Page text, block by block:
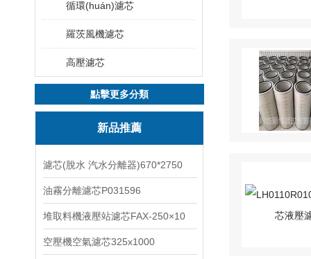
循環(huán)濾芯
羅茨風機濾芯
高壓濾芯
點擊更多分類
新品推薦
濾芯(脫水 汽水分離器)670*2750
油霧分離濾芯P031596
堆取料機液壓站濾芯FAX-250×10
空壓機空氣濾芯325x1000